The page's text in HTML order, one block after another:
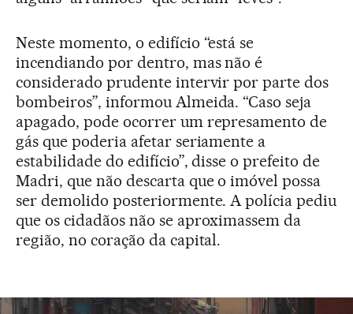
Neste momento, o edifício “está se
incendiando por dentro, mas não é
considerado prudente intervir por parte dos
bombeiros”, informou Almeida. “Caso seja
apagado, pode ocorrer um represamento de
gás que poderia afetar seriamente a
estabilidade do edifício”, disse o prefeito de
Madri, que não descarta que o imóvel possa
ser demolido posteriormente. A polícia pediu
que os cidadãos não se aproximassem da
região, no coração da capital.